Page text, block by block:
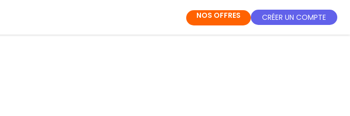
NOS OFFRES CRÉER UN COMPTE